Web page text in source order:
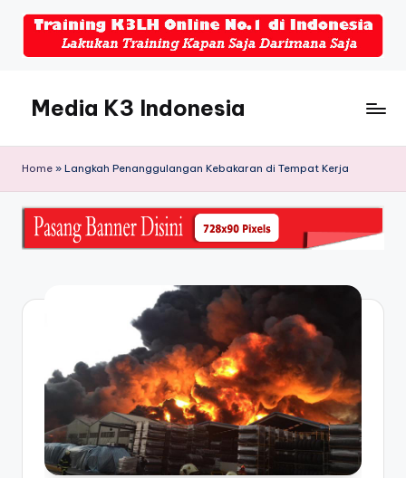
Media K3 Indonesia
K3LH
Home » Langkah Penanggulangan Kebakaran di Tempat Kerja